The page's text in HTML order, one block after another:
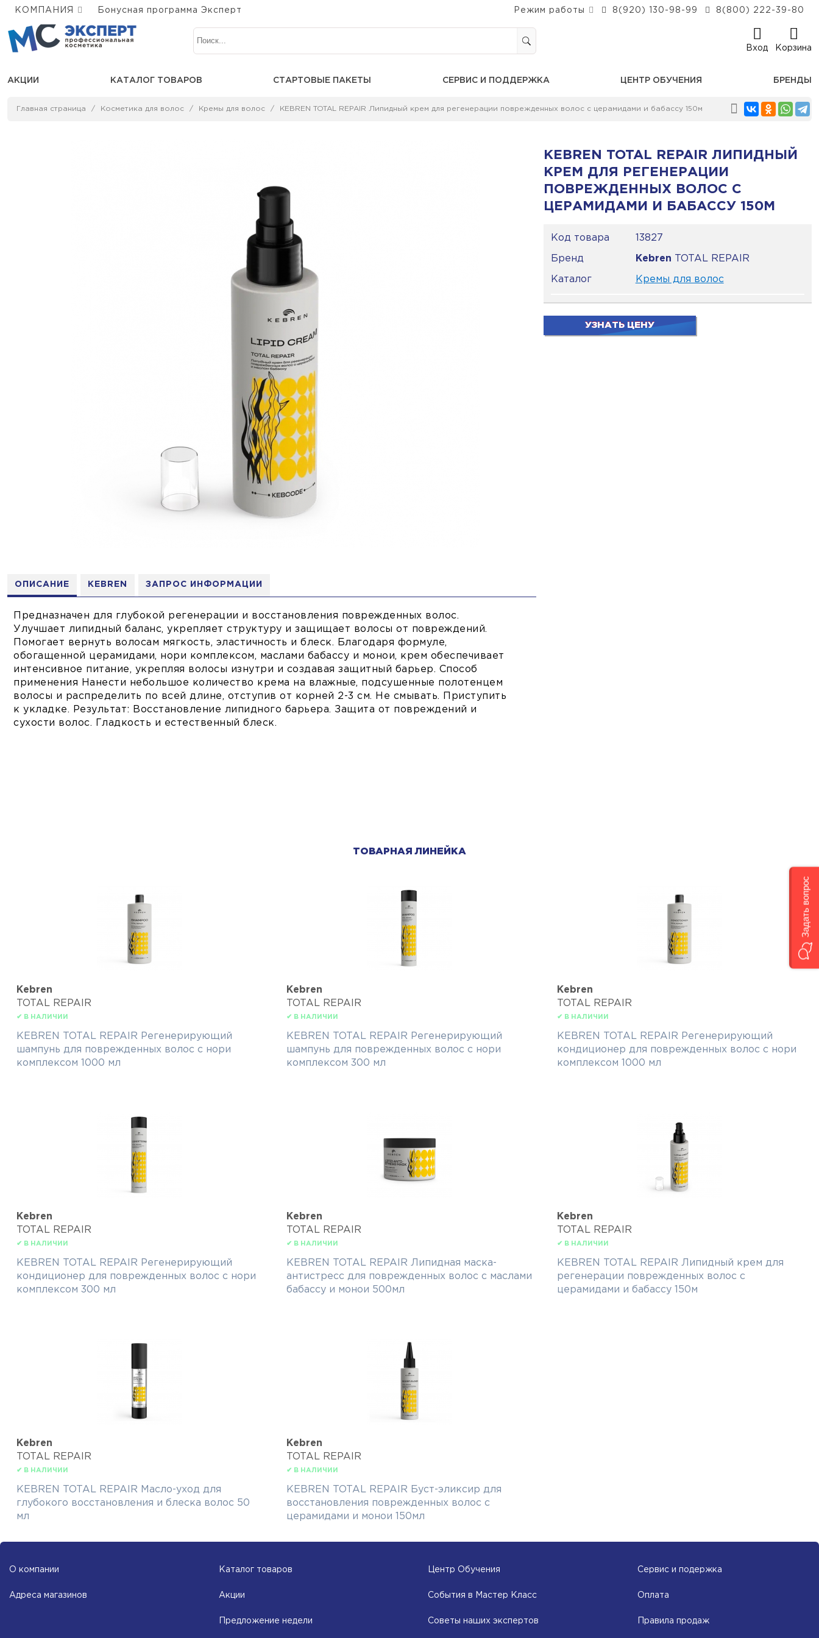
КОМПАНИЯ Бонусная программа Эксперт Режим работы 8(920) 130-98-99 8(800) 222-39-80
Вход Корзина
АКЦИИ КАТАЛОГ ТОВАРОВ СТАРТОВЫЕ ПАКЕТЫ СЕРВИС И ПОДДЕРЖКА ЦЕНТР ОБУЧЕНИЯ БРЕНДЫ
Главная страница Косметика для волос Кремы для волос KEBREN TOTAL REPAIR Липидный крем для регенерации поврежденных волос с церамидами и бабассу 150м
ОПИСАНИЕ KEBREN ЗАПРОС ИНФОРМАЦИИ
Предназначен для глубокой регенерации и восстановления поврежденных волос.
Улучшает липидный баланс, укрепляет структуру и защищает волосы от повреждений.
Помогает вернуть волосам мягкость, эластичность и блеск. Благодаря формуле,
обогащенной церамидами, нори комплексом, маслами бабассу и монои, крем обеспечивает
интенсивное питание, укрепляя волосы изнутри и создавая защитный барьер. Способ
применения Нанести небольшое количество крема на влажные, подсушенные полотенцем
волосы и распределить по всей длине, отступив от корней 2-3 см. Не смывать. Приступить
к укладке. Результат: Восстановление липидного барьера. Защита от повреждений и
сухости волос. Гладкость и естественный блеск.
KEBREN TOTAL REPAIR ЛИПИДНЫЙ
КРЕМ ДЛЯ РЕГЕНЕРАЦИИ
ПОВРЕЖДЕННЫХ ВОЛОС С
ЦЕРАМИДАМИ И БАБАССУ 150М
Код товара 13827
Бренд Kebren TOTAL REPAIR
Каталог Кремы для волос
УЗНАТЬ ЦЕНУ
ТОВАРНАЯ ЛИНЕЙКА
Kebren
TOTAL REPAIR
✔ В НАЛИЧИИ
KEBREN TOTAL REPAIR Регенерирующий
шампунь для поврежденных волос с нори
комплексом 1000 мл
Kebren
TOTAL REPAIR
✔ В НАЛИЧИИ
KEBREN TOTAL REPAIR Регенерирующий
шампунь для поврежденных волос с нори
комплексом 300 мл
Kebren
TOTAL REPAIR
✔ В НАЛИЧИИ
KEBREN TOTAL REPAIR Регенерирующий
кондиционер для поврежденных волос с нори
комплексом 1000 мл
Kebren
TOTAL REPAIR
✔ В НАЛИЧИИ
KEBREN TOTAL REPAIR Регенерирующий
кондиционер для поврежденных волос с нори
комплексом 300 мл
Kebren
TOTAL REPAIR
✔ В НАЛИЧИИ
KEBREN TOTAL REPAIR Липидная маска-
антистресс для поврежденных волос с маслами
бабассу и монои 500мл
Kebren
TOTAL REPAIR
✔ В НАЛИЧИИ
KEBREN TOTAL REPAIR Липидный крем для
регенерации поврежденных волос с
церамидами и бабассу 150м
Kebren
TOTAL REPAIR
✔ В НАЛИЧИИ
KEBREN TOTAL REPAIR Масло-уход для
глубокого восстановления и блеска волос 50
мл
Kebren
TOTAL REPAIR
✔ В НАЛИЧИИ
KEBREN TOTAL REPAIR Буст-эликсир для
восстановления поврежденных волос с
церамидами и монои 150мл
О компании
Адреса магазинов
Каталог товаров
Акции
Предложение недели
Центр Обучения
События в Мастер Класс
Советы наших экспертов
Сервис и подержка
Оплата
Правила продаж
Задать вопрос